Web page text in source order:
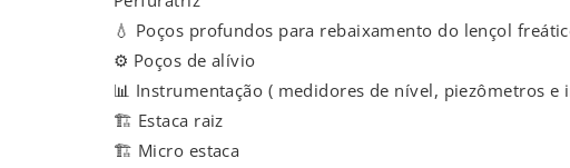
💧 Poços profundos para rebaixamento do lençol
⚙️ Poços de alívio
📊 Instrumentação ( medidores de nível, piezômetros e
🏗️ Estaca raiz
🏗️ Micro estaca